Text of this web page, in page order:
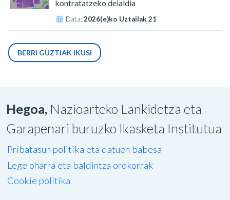
kontratatzeko deialdia
Data:2026(e)ko Uztailak 21
BERRI GUZTIAK IKUSI
Hegoa, Nazioarteko Lankidetza eta
Garapenari buruzko Ikasketa Institutua
Pribatasun politika eta datuen babesa
Lege oharra eta baldintza orokorrak
Cookie politika